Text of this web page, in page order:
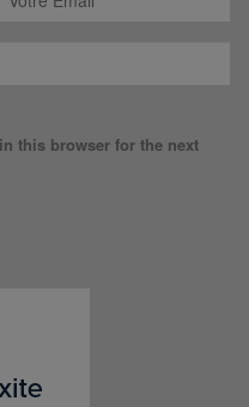
this browser for the next